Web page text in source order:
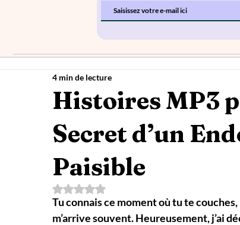
Histoires MP3
Secret d’un
Paisible
4 min de lecture
Noté NaN étoiles sur 5.
Tu connais ce moment où tu te
m’arrive souvent. Heureusement, j’ai